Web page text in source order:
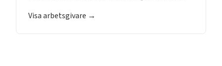
Visa arbetsgivare →